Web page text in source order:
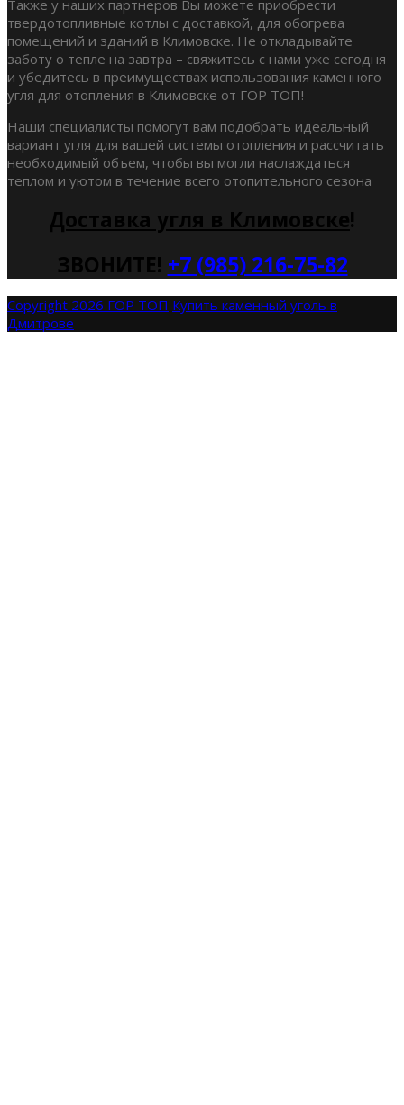
Также у наших партнеров Вы можете приобрести
твердотопливные котлы с доставкой, для обогрева
помещений и зданий в Климовске. Не откладывайте
заботу о тепле на завтра – свяжитесь с нами уже сегодня
и убедитесь в преимуществах использования каменного
угля для отопления в Климовске от ГОР ТОП!
Наши специалисты помогут вам подобрать идеальный
вариант угля для вашей системы отопления и рассчитать
необходимый объем, чтобы вы могли наслаждаться
теплом и уютом в течение всего отопительного сезона
Доставка угля в Климовске!
ЗВОНИТЕ! +7 (985) 216-75-82
Copyright 2026 ГОР ТОП Купить каменный уголь в
Дмитрове